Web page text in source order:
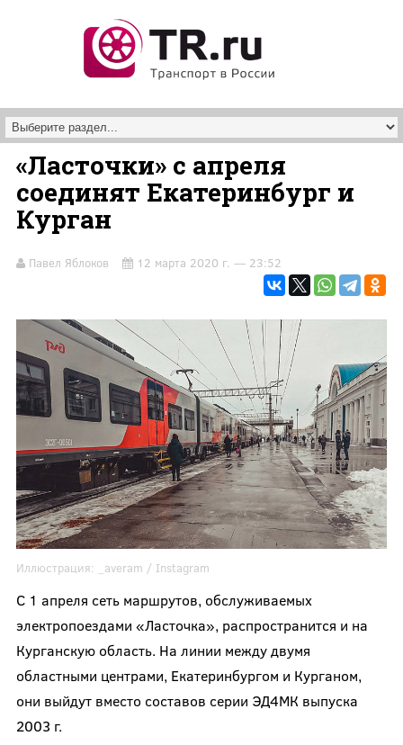
«Ласточки» с апреля
соединят Екатеринбург и
Курган
Павел Яблоков 12 марта 2020 г. — 23:52
Иллюстрация: _averam / Instagram
С 1 апреля сеть маршрутов, обслуживаемых
электропоездами «Ласточка», распространится и на
Курганскую область. На линии между двумя
областными центрами, Екатеринбургом и Курганом,
они выйдут вместо составов серии ЭД4МК выпуска
2003 г.